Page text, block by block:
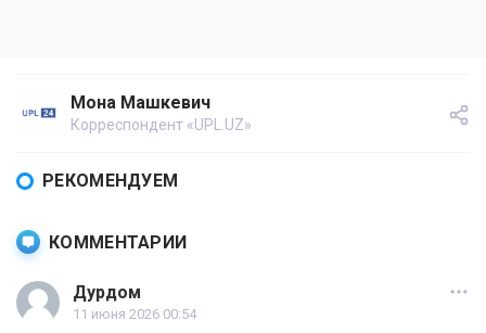
Мона Машкевич
Корреспондент «UPL.UZ»
РЕКОМЕНДУЕМ
КОММЕНТАРИИ
Дурдом
11 июня 2026 00:54